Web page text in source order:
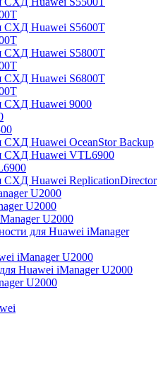
СХД Huawei S5600T
СХД Huawei S5800T
СХД Huawei S6800T
СХД Huawei 9000
СХД Huawei OceanStor Backup
СХД Huawei VTL6900
СХД Huawei ReplicationDirector
U2000
U2000
U2000
для Huawei iManager
iManager U2000
Huawei iManager U2000
U2000